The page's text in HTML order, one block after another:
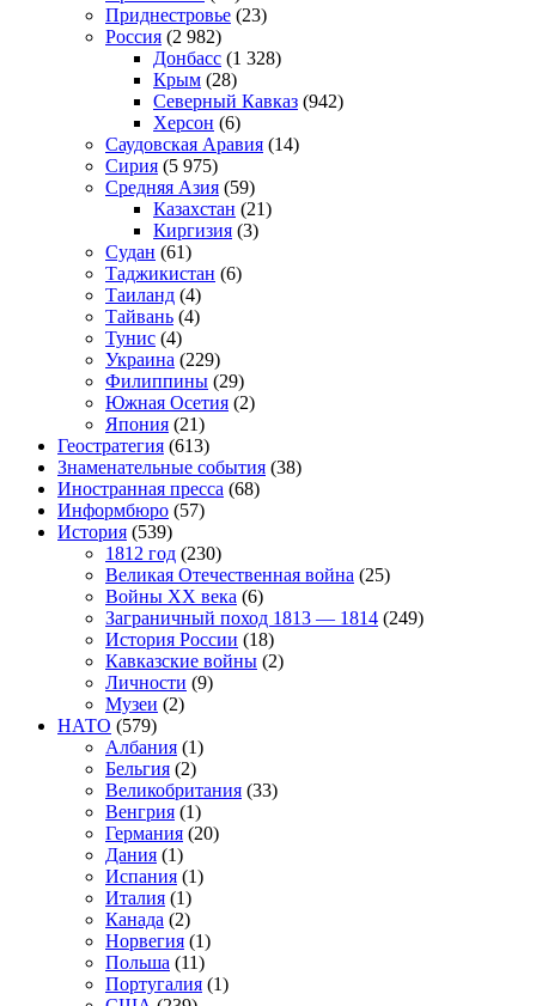
Приднестровье (23)
Россия (2 982)
Донбасс (1 328)
Крым (28)
Северный Кавказ (942)
Херсон (6)
Саудовская Аравия (14)
Сирия (5 975)
Средняя Азия (59)
Казахстан (21)
Киргизия (3)
Судан (61)
Таджикистан (6)
Таиланд (4)
Тайвань (4)
Тунис (4)
Украина (229)
Филиппины (29)
Южная Осетия (2)
Япония (21)
Геостратегия (613)
Знаменательные события (38)
Иностранная пресса (68)
Информбюро (57)
История (539)
1812 год (230)
Великая Отечественная война (25)
Войны XX века (6)
Заграничный поход 1813 — 1814 (249)
История России (18)
Кавказские войны (2)
Личности (9)
Музеи (2)
НАТО (579)
Албания (1)
Бельгия (2)
Великобритания (33)
Венгрия (1)
Германия (20)
Дания (1)
Испания (1)
Италия (1)
Канада (2)
Норвегия (1)
Польша (11)
Португалия (1)